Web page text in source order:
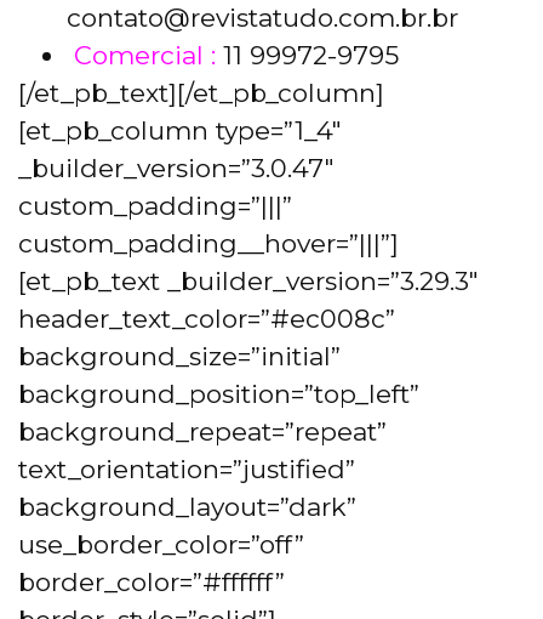
contato@revistatudo.com.br.br
Comercial : 11 99972-9795
[/et_pb_text][/et_pb_column]
[et_pb_column type=”1_4″
_builder_version=”3.0.47″
custom_padding=”|||”
custom_padding__hover=”|||”]
[et_pb_text _builder_version=”3.29.3″
header_text_color=”#ec008c”
background_size=”initial”
background_position=”top_left”
background_repeat=”repeat”
text_orientation=”justified”
background_layout=”dark”
use_border_color=”off”
border_color=”#ffffff”